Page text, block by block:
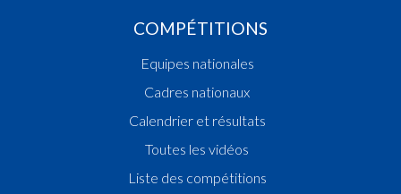
COMPÉTITIONS
Equipes nationales
Cadres nationaux
Calendrier et résultats
Toutes les vidéos
Liste des compétitions